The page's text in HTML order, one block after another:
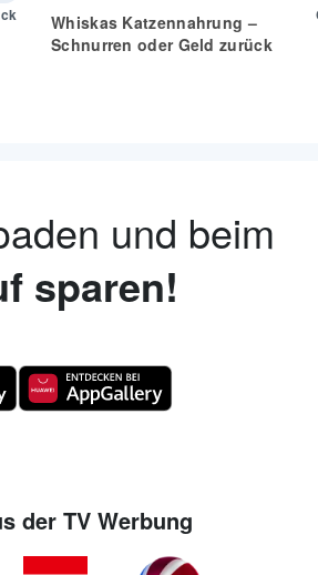
Whiskas Katzennahrung –
Schnurren oder Geld zurück
und beim
sparen!
der TV Werbung